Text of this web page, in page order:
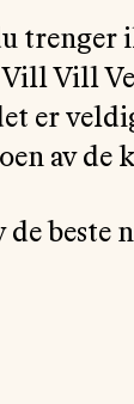
trenger
Vill
er
av de
beste